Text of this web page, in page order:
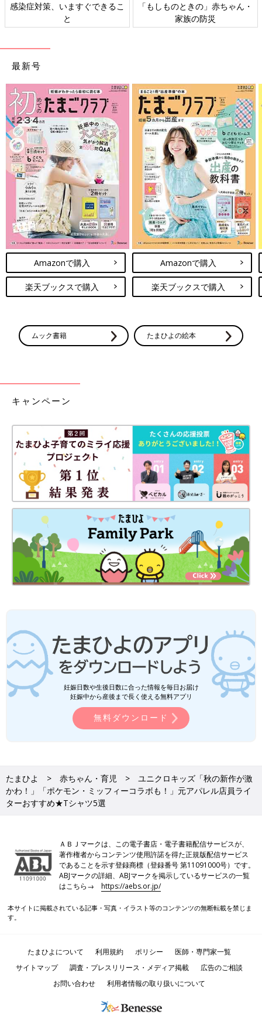
るこ
「もしものときの」赤ちゃん・
日本外来小児科学会リー
ト検討会
最新号
Amazonで購入
楽天ブックスで購入
Amazonで購入
楽天ブックスで購入
ムック書籍 たまひよの絵本
キャンペーン
妊娠日数や生後日数に合った情報を毎日お届け
妊娠中から産後まで長く使える無料アプリ
無料ダウンロード
たまひよ 赤ちゃん・育児
ユニクロキッズ「秋の新作が激
かわ！」「ポケモン・ミッフィーコラボも！」元アパレル店員ライ
ターおすすめ★Tシャツ5選
ＡＢＪマークは、この電子書店・電子書籍配信サービスが、
著作権者からコンテンツ使用許諾を得た正規版配信サービス
であることを示す登録商標（登録番号 第11091000号）です。
ABJマークの詳細、ABJマークを掲示しているサービスの一覧
はこちら→https://aebs.or.jp/
本サイトに掲載されている記事・写真・イラスト等のコンテンツの無断転載を禁じま
す。
たまひよについて 利用規約 ポリシー
医師・専門家一覧
サイトマップ
調査・プレスリリース・メディア掲載
広告のご相談
お問い合わせ
利用者情報の取り扱いについて